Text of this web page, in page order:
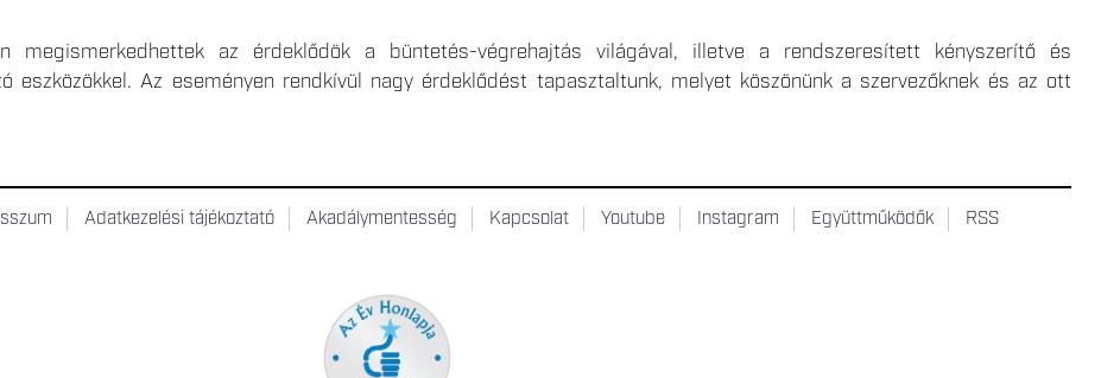
megismerkedhettek az érdeklődök a büntetés-végrehajtás világával, illetve a rendszeresített kényszerítő és
eszközökkel. Az eseményen rendkívül nagy érdeklődést tapasztaltunk, melyet köszönünk a szervezőknek és az ott
Adatkezelési tájékoztató Akadálymentesség Kapcsolat Youtube Instagram Együttműködők RSS